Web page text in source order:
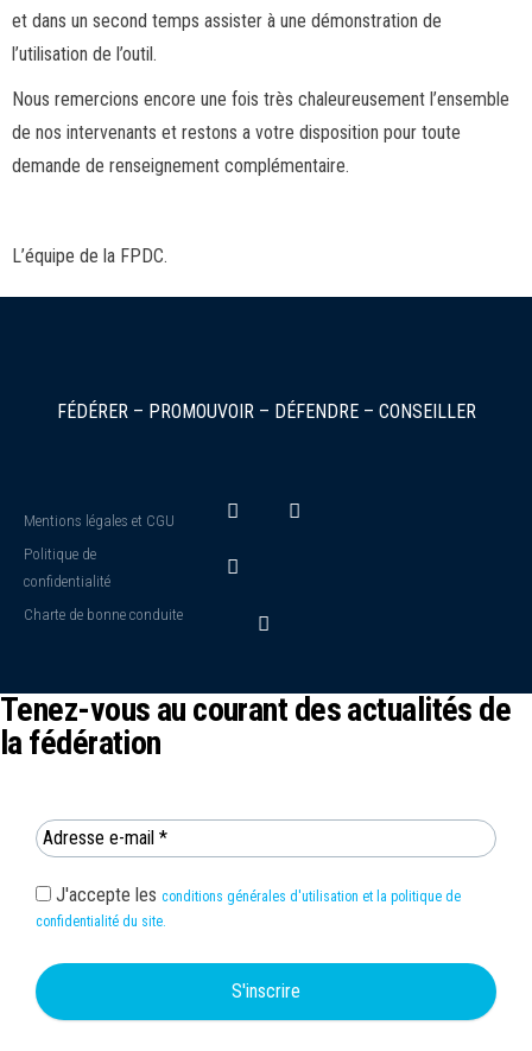
et dans un second temps assister à une démonstration de
l’utilisation de l’outil.
Nous remercions encore une fois très chaleureusement l’ensemble
de nos intervenants et restons a votre disposition pour toute
demande de renseignement complémentaire.
L’équipe de la FPDC.
FÉDÉRER – PROMOUVOIR – DÉFENDRE – CONSEILLER
Mentions légales et CGU
Politique de
confidentialité
Charte de bonne conduite
Tenez-vous au courant des actualités de
la fédération
J'accepte les conditions générales d'utilisation et la politique de
confidentialité du site.